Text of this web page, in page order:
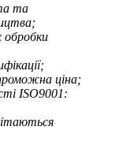
та
обробки
ціна;
ISO9001: